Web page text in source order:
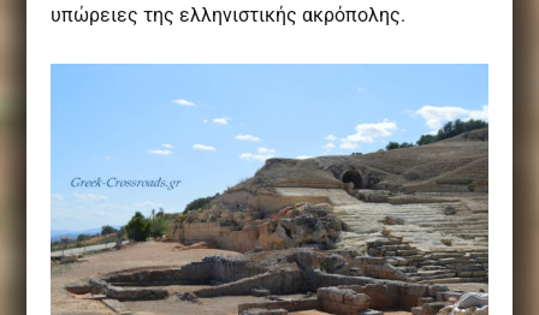
υπώρειες της ελληνιστικής ακρόπολης.